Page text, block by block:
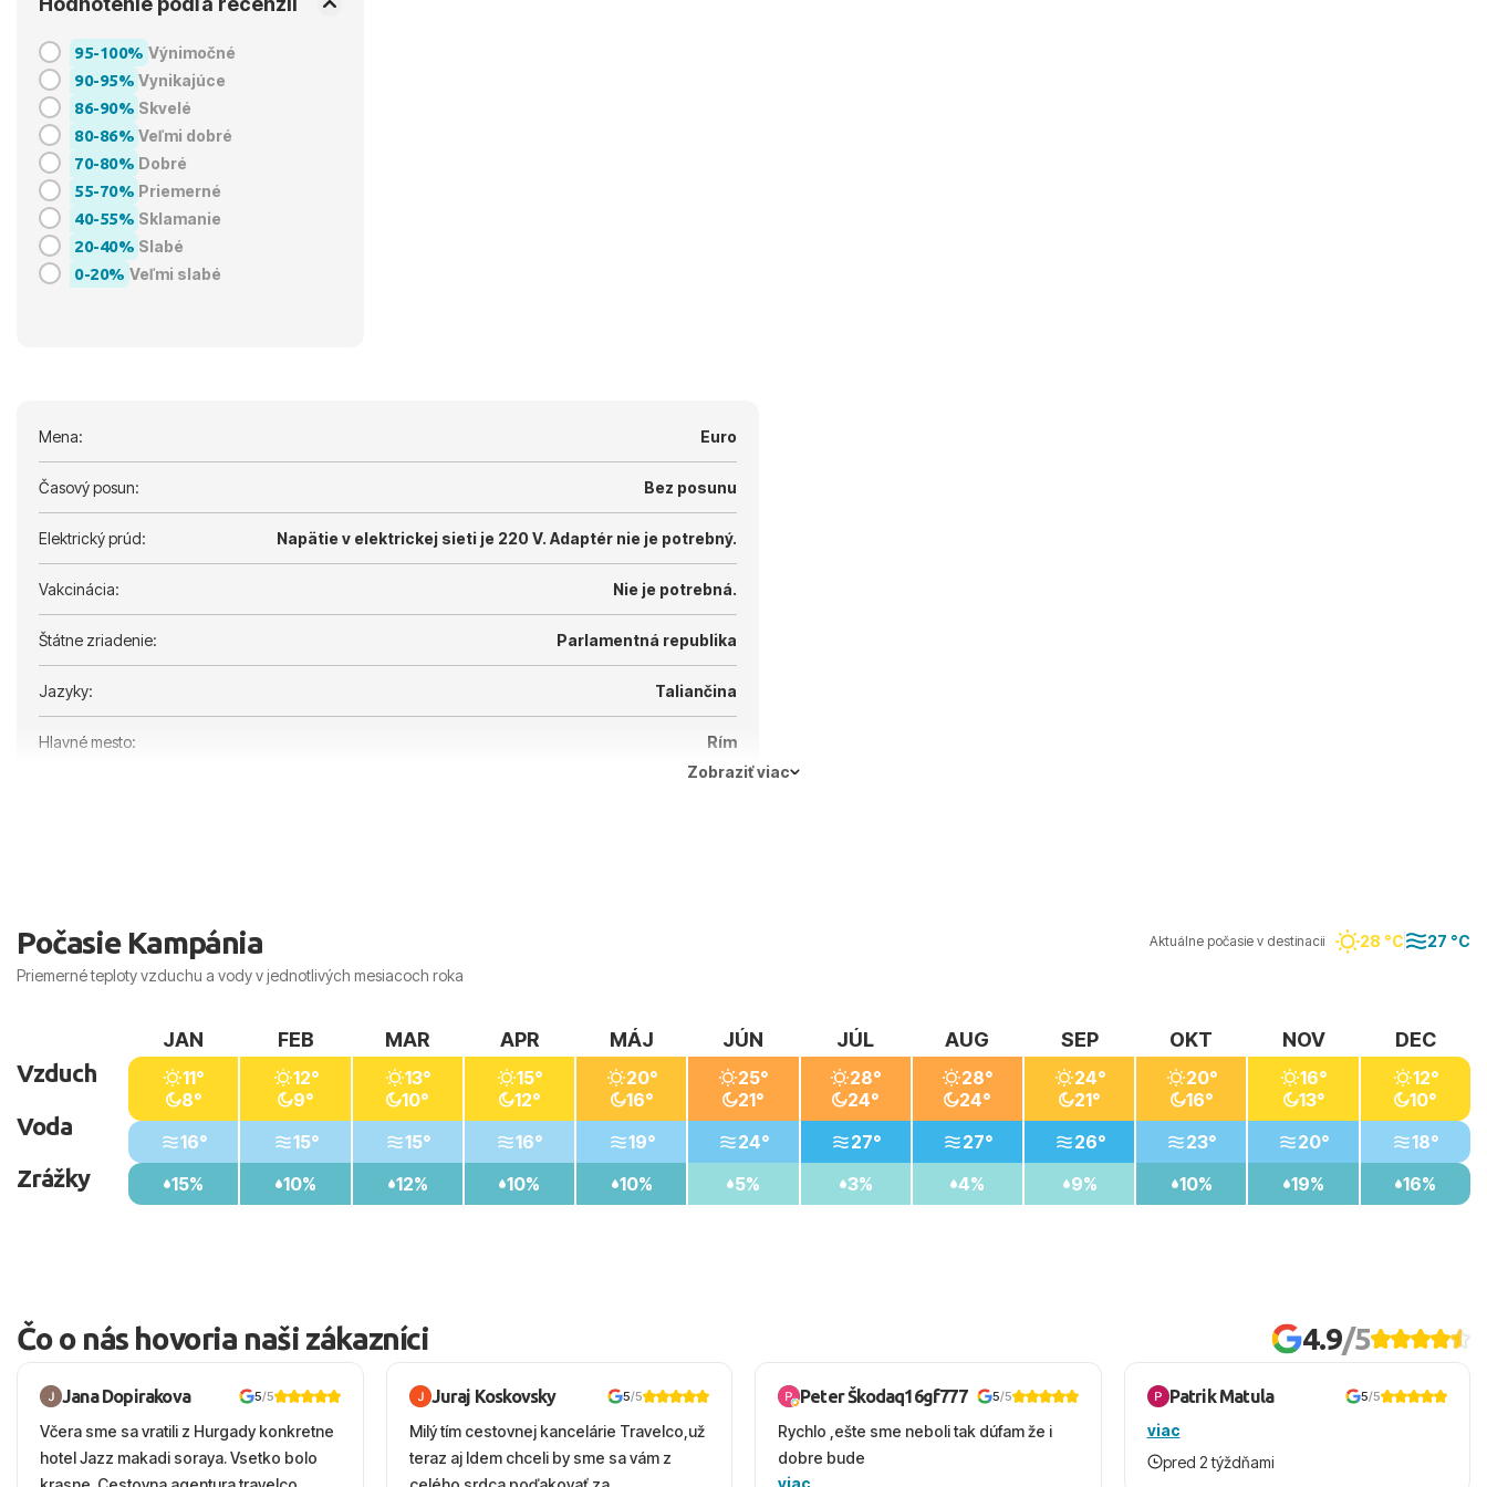
95-100% Výnimočné
90-95% Vynikajúce
86-90% Skvelé
80-86% Veľmi dobré
70-80% Dobré
55-70% Priemerné
40-55% Sklamanie
20-40% Slabé
0-20% Veľmi slabé
Mena: Euro
Časový posun: Bez posunu
Elektrický prúd: Napätie v elektrickej sieti je 220 V. Adaptér nie je potrebný.
Vakcinácia: Nie je potrebná.
Štátne zriadenie: Parlamentná republika
Jazyky: Taliančina
Hlavné mesto:
Rím
Zobraziť viac
Počasie Kampánia
Priemerné teploty vzduchu a vody v jednotlivých mesiacoch roka
Aktuálne počasie v destinacii 28 °C 27 °C
Vzduch
Voda
Zrážky
JAN
11°
8°
16°
15%
FEB
12°
9°
15°
10%
MAR
13°
10°
15°
12%
APR
15°
12°
16°
10%
MÁJ
20°
16°
19°
10%
JÚN
25°
21°
24°
5%
JÚL
28°
24°
27°
3%
AUG
28°
24°
27°
4%
SEP
24°
21°
26°
9%
OKT
20°
16°
23°
10%
NOV
16°
13°
20°
19%
DEC
12°
10°
18°
16%
Čo o nás hovoria naši zákazníci 4.9/5
Jana Dopirakova 5/5
Včera sme sa vratili z Hurgady konkretne
hotel Jazz makadi soraya. Vsetko bolo
Juraj Koskovsky 5/5
Milý tím cestovnej kancelárie Travelco,už
teraz aj Idem chceli by sme sa vám z
Peter Škodaq16gf777 5/5
Rychlo ,ešte sme neboli tak dúfam že i
dobre bude
viac
Patrik Matula 5/5
viac
pred 2 týždňami